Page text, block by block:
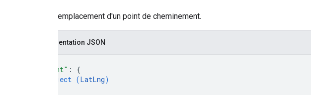
Décrit l'emplacement d'un point de cheminement.
Représentation JSON
"point" : {
object (LatLng)